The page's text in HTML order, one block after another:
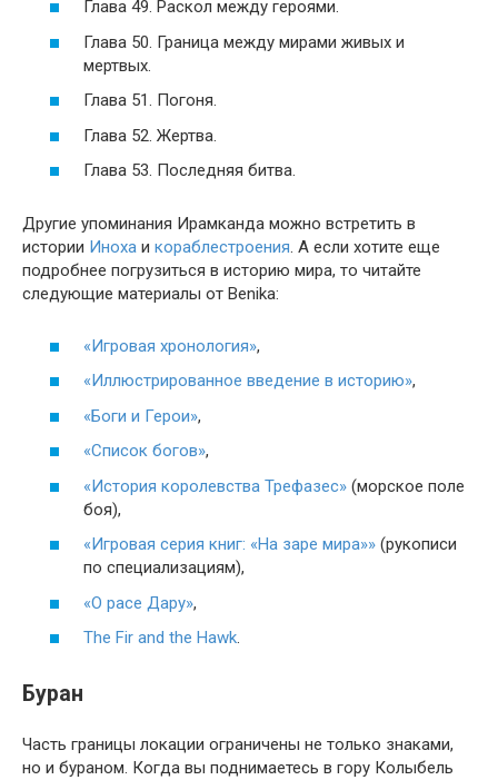
Глава 49. Раскол между героями.
Глава 50. Граница между мирами живых и
мертвых.
Глава 51. Погоня.
Глава 52. Жертва.
Глава 53. Последняя битва.
Другие упоминания Ирамканда можно встретить в
истории Иноха и кораблестроения. А если хотите еще
подробнее погрузиться в историю мира, то читайте
следующие материалы от Benika:
«Игровая хронология»,
«Иллюстрированное введение в историю»,
«Боги и Герои»,
«Список богов»,
«История королевства Трефазес» (морское поле
боя),
«Игровая серия книг: «На заре мира»» (рукописи
по специализациям),
«О расе Дару»,
The Fir and the Hawk.
Буран
Часть границы локации ограничены не только знаками,
но и бураном. Когда вы поднимаетесь в гору Колыбель